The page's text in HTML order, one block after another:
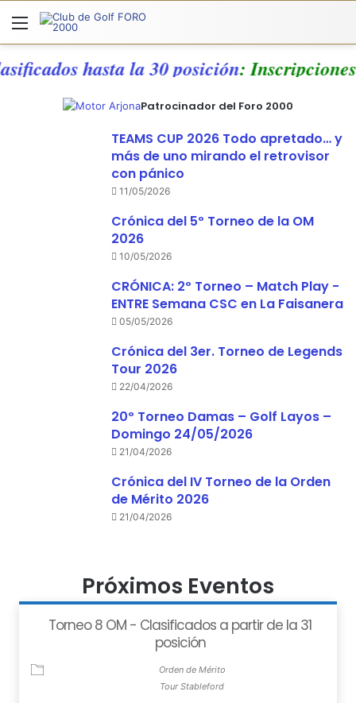
Menú
hasta la 30 posición:
Patrocinador del Foro 2000
TEAMS CUP 2026 Todo apretado… y
más de uno mirando el retrovisor
con pánico
11/05/2026
Crónica del 5º Torneo de la OM
2026
10/05/2026
CRÓNICA: 2º Torneo – Match Play -
ENTRE Semana CSC en La Faisanera
05/05/2026
Crónica del 3er. Torneo de Legends
Tour 2026
22/04/2026
20º Torneo Damas – Golf Layos –
Domingo 24/05/2026
21/04/2026
Crónica del IV Torneo de la Orden
de Mérito 2026
21/04/2026
Próximos Eventos
Torneo 8 OM - Clasificados a partir de la 31
posición
Orden de Mérito
Tour Stableford